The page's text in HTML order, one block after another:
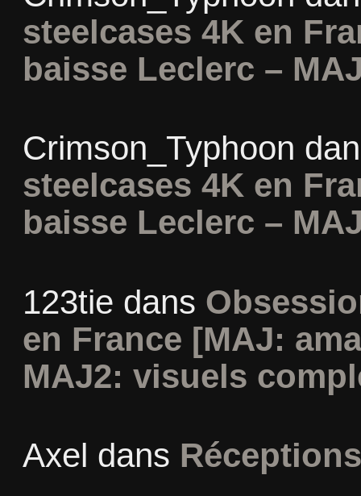
steelcases 4K en
baisse Leclerc –
Crimson_Typhoon
steelcases 4K en
baisse Leclerc –
123tie dans
en France [MAJ:
MAJ2: visuels
Axel dans